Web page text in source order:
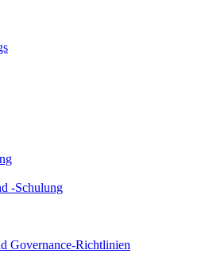
-Schulung
Governance-Richtlinien